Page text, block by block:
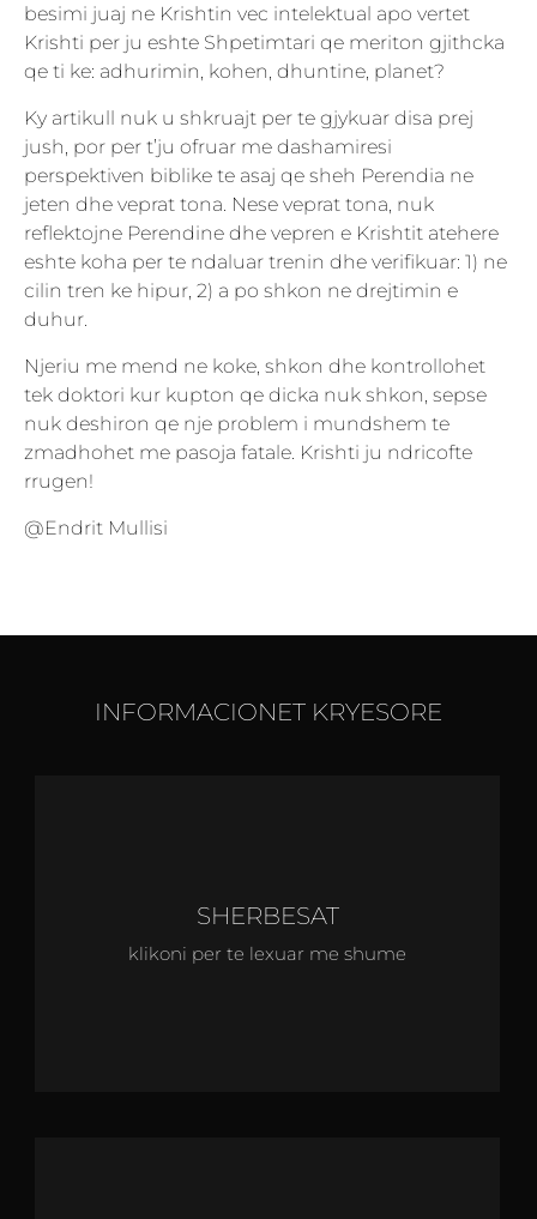
besimi juaj ne Krishtin vec intelektual apo vertet
Krishti per ju eshte Shpetimtari qe meriton gjithcka
qe ti ke: adhurimin, kohen, dhuntine, planet?
Ky artikull nuk u shkruajt per te gjykuar disa prej
jush, por per t’ju ofruar me dashamiresi
perspektiven biblike te asaj qe sheh Perendia ne
jeten dhe veprat tona. Nese veprat tona, nuk
reflektojne Perendine dhe vepren e Krishtit atehere
eshte koha per te ndaluar trenin dhe verifikuar: 1) ne
cilin tren ke hipur, 2) a po shkon ne drejtimin e
duhur.
Njeriu me mend ne koke, shkon dhe kontrollohet
tek doktori kur kupton qe dicka nuk shkon, sepse
nuk deshiron qe nje problem i mundshem te
zmadhohet me pasoja fatale. Krishti ju ndricofte
rrugen!
@Endrit Mullisi
INFORMACIONET KRYESORE
SHERBESAT
klikoni per te lexuar me shume